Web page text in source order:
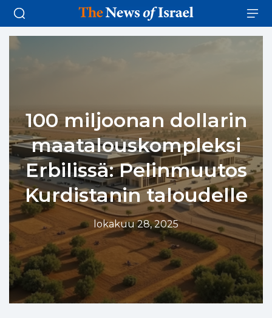
100 miljoonan dollarin
maatalouskompleksi
Erbilissä: Pelinmuutos
Kurdistanin taloudelle
lokakuu 28, 2025